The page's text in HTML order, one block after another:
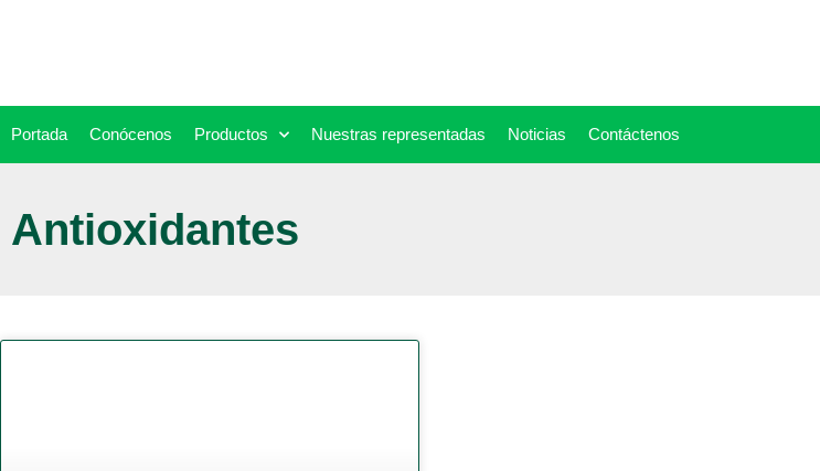
Portada Conócenos Productos Nuestras representadas Noticias Contáctenos
Antioxidantes